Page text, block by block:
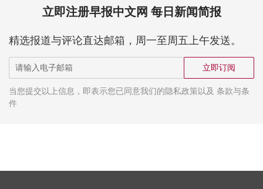
立即注册早报中文网 每日新闻简报
精选报道与评论直达邮箱，周一至周五上午发送。
立即订阅
当您提交以上信息，即表示您已同意我们的隐私政策以及 条款与条
件